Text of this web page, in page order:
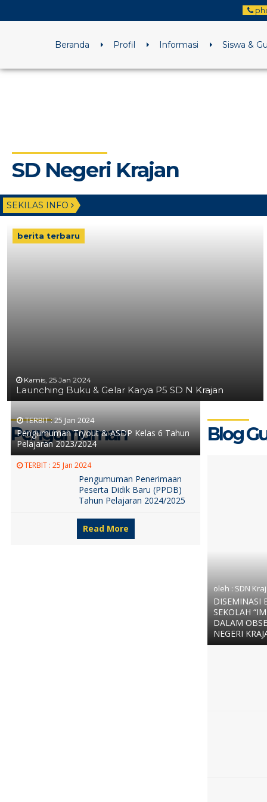
Beranda Profil Informasi Siswa &
SD Negeri Krajan
SEKILAS INFO
berita terbaru
Kamis, 25 Jan 2024
Launching Buku & Gelar Karya P5 SD N Krajan
Pengumuman
TERBIT :25 Jan 2024
Pengumuman Tryout & ASDP Kelas 6 Tahun
Pelajaran 2023/2024
TERBIT : 25 Jan 2024
Pengumuman Penerimaan
Peserta Didik Baru (PPDB)
Tahun Pelajaran 2024/2025
Read More
Blog
oleh : SDN
DISEMINASI
SEKOLAH
DALAM
NEGERI
25 JAN 2024
21 JAN 2024